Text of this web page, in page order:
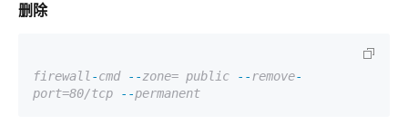
删除
firewall -cmd --zone= public -- remove-
port=80/tcp
--permanent